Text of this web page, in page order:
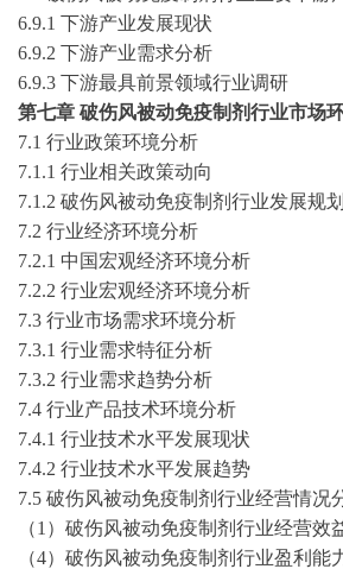
6.9.1 下游产业发展现状
6.9.2 下游产业需求分析
6.9.3 下游最具前景领域行业调研
第七章 破伤风被动免疫制剂行业市场
7.1 行业政策环境分析
7.1.1 行业相关政策动向
7.1.2 破伤风被动免疫制剂行业发展规划
7.2 行业经济环境分析
7.2.1 中国宏观经济环境分析
7.2.2 行业宏观经济环境分析
7.3 行业市场需求环境分析
7.3.1 行业需求特征分析
7.3.2 行业需求趋势分析
7.4 行业产品技术环境分析
7.4.1 行业技术水平发展现状
7.4.2 行业技术水平发展趋势
7.5 破伤风被动免疫制剂行业经营情况
（1）破伤风被动免疫制剂行业经营效
（4）破伤风被动免疫制剂行业盈利能